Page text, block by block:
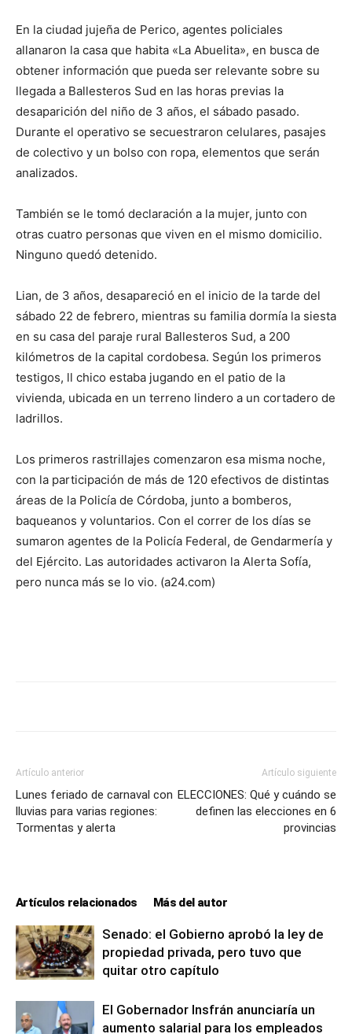
En la ciudad jujeña de Perico, agentes policiales
allanaron la casa que habita «La Abuelita», en busca de
obtener información que pueda ser relevante sobre su
llegada a Ballesteros Sud en las horas previas la
desaparición del niño de 3 años, el sábado pasado.
Durante el operativo se secuestraron celulares, pasajes
de colectivo y un bolso con ropa, elementos que serán
analizados.
También se le tomó declaración a la mujer, junto con
otras cuatro personas que viven en el mismo domicilio.
Ninguno quedó detenido.
Lian, de 3 años, desapareció en el inicio de la tarde del
sábado 22 de febrero, mientras su familia dormía la siesta
en su casa del paraje rural Ballesteros Sud, a 200
kilómetros de la capital cordobesa. Según los primeros
testigos, ll chico estaba jugando en el patio de la
vivienda, ubicada en un terreno lindero a un cortadero de
ladrillos.
Los primeros rastrillajes comenzaron esa misma noche,
con la participación de más de 120 efectivos de distintas
áreas de la Policía de Córdoba, junto a bomberos,
baqueanos y voluntarios. Con el correr de los días se
sumaron agentes de la Policía Federal, de Gendarmería y
del Ejército. Las autoridades activaron la Alerta Sofía,
pero nunca más se lo vio. (a24.com)
Artículo anterior
Lunes feriado de carnaval con
lluvias para varias regiones:
Tormentas y alerta
Artículo siguiente
ELECCIONES: Qué y cuándo se
definen las elecciones en 6
provincias
Artículos relacionados Más del autor
Senado: el Gobierno aprobó la ley de
propiedad privada, pero tuvo que
quitar otro capítulo
El Gobernador Insfrán anunciaría un
aumento salarial para los empleados